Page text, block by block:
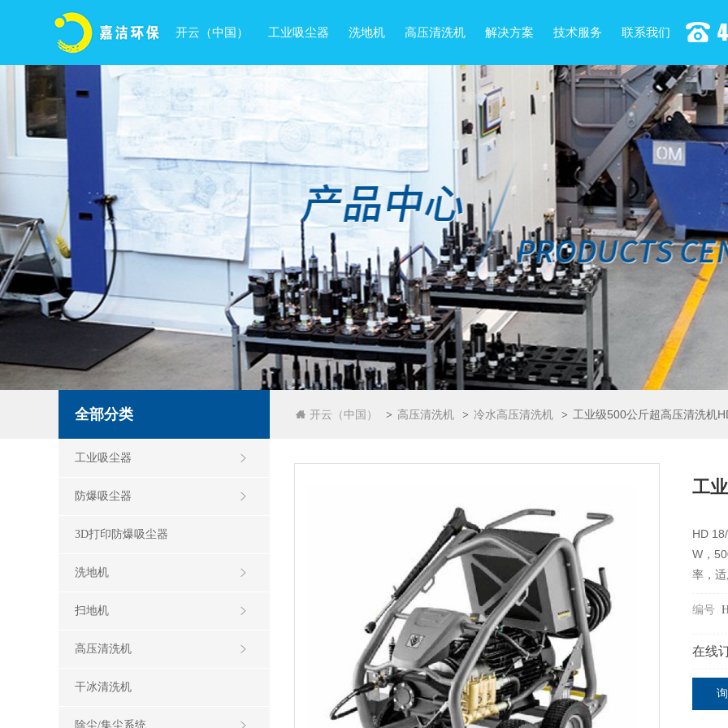
开云（中国） 工业吸尘器 洗地机 高压清洗机 解决方案 技术服务 联系我们
开云（中国） > 高压清洗机 > 冷水高压清洗机 > 工业级500公斤超高压清洗机
全部分类
工业吸尘器
防爆吸尘器
3D打印防爆吸尘器
洗地机
扫地机
高压清洗机
干冰清洗机
除尘/集尘系统
工
HD
W，
率，
编号
在线